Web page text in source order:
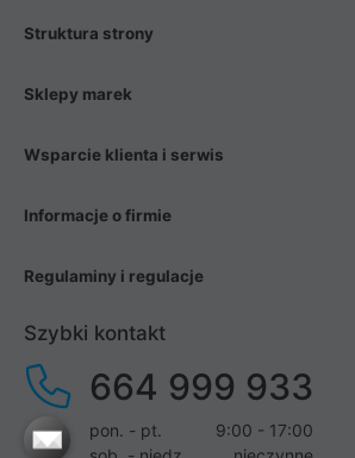
Struktura strony
Sklepy marek
Wsparcie klienta i serwis
Informacje o firmie
Regulaminy i regulacje
Szybki kontakt
664 999 933
pon. - pt.
9:00 - 17:00